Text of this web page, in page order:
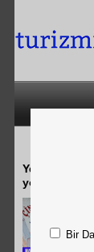
Yeni kuşak
yok olması
Bir